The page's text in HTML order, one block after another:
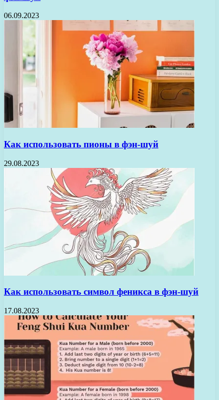
06.09.2023
Как использовать пионы в фэн-шуй
29.08.2023
Как использовать символ феникса в фэн-шуй
17.08.2023